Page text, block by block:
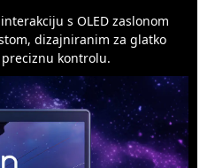
s OLED zaslonom
dizajniranim za glatko
kontrolu.